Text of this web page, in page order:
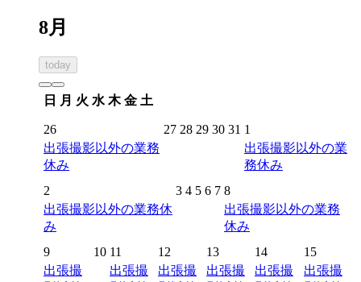
8月
today
日 月 火 水 木 金 土
26 27 28 29 30 31 1
出張撮影以外の業務
休み
出張撮影以外の業
務休み
2
3 4 5 6 7 8
出張撮影以外の業務休
み
出張撮影以外の業務
休み
9
10 11 12 13 14
15
出張撮
出張撮
出張撮
出張撮
出張撮
出張撮